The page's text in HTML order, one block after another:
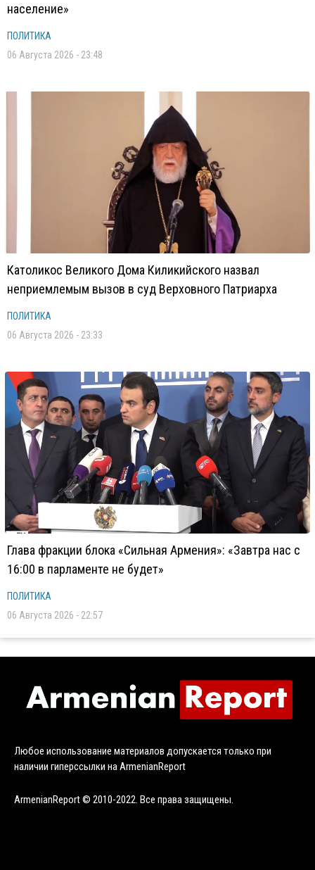
население»
ПОЛИТИКА
06 Августа 2026 - 23:48
Католикос Великого Дома Киликийского назвал
неприемлемым вызов в суд Верховного Патриарха
ПОЛИТИКА
06 Августа 2026 - 23:33
Глава фракции блока «Сильная Армения»: «Завтра нас с
16:00 в парламенте не будет»
ПОЛИТИКА
06 Августа 2026 - 22:57
Любое использование материалов допускается только при
наличии гиперссылки на ArmenianReport
ArmenianReport © 2010-2022. Все права защищены.